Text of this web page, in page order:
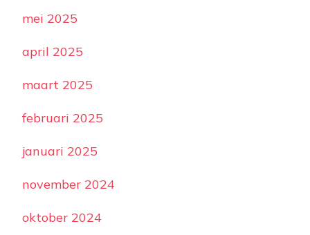
mei 2025
april 2025
maart 2025
februari 2025
januari 2025
november 2024
oktober 2024